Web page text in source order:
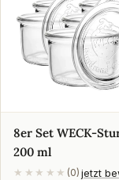
8er Set WECK-
200 ml
★★★★★ (0) jetzt